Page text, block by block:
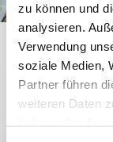
zu können und
analysieren.
Verwendung
soziale Medien,
Partner führen
weiteren Daten